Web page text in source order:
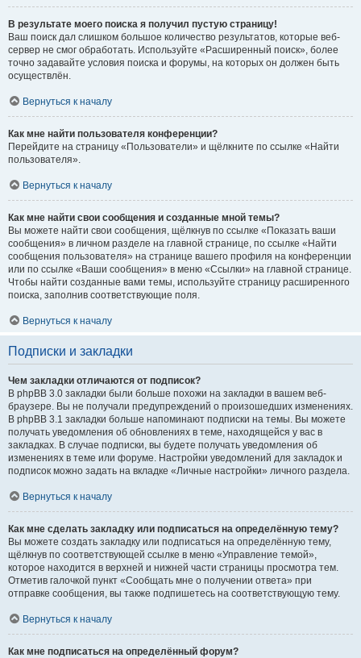
В результате моего поиска я получил пустую страницу!
Ваш поиск дал слишком большое количество результатов, которые веб-
сервер не смог обработать. Используйте «Расширенный поиск», более
точно задавайте условия поиска и форумы, на которых он должен быть
осуществлён.
Вернуться к началу
Как мне найти пользователя конференции?
Перейдите на страницу «Пользователи» и щёлкните по ссылке «Найти
пользователя».
Вернуться к началу
Как мне найти свои сообщения и созданные мной темы?
Вы можете найти свои сообщения, щёлкнув по ссылке «Показать ваши
сообщения» в личном разделе на главной странице, по ссылке «Найти
сообщения пользователя» на странице вашего профиля на конференции
или по ссылке «Ваши сообщения» в меню «Ссылки» на главной странице.
Чтобы найти созданные вами темы, используйте страницу расширенного
поиска, заполнив соответствующие поля.
Вернуться к началу
Подписки и закладки
Чем закладки отличаются от подписок?
В phpBB 3.0 закладки были больше похожи на закладки в вашем веб-
браузере. Вы не получали предупреждений о произошедших изменениях.
В phpBB 3.1 закладки больше напоминают подписки на темы. Вы можете
получать уведомления об обновлениях в теме, находящейся у вас в
закладках. В случае подписки, вы будете получать уведомления об
изменениях в теме или форуме. Настройки уведомлений для закладок и
подписок можно задать на вкладке «Личные настройки» личного раздела.
Вернуться к началу
Как мне сделать закладку или подписаться на определённую тему?
Вы можете создать закладку или подписаться на определённую тему,
щёлкнув по соответствующей ссылке в меню «Управление темой»,
которое находится в верхней и нижней части страницы просмотра тем.
Отметив галочкой пункт «Сообщать мне о получении ответа» при
отправке сообщения, вы также подпишетесь на соответствующую тему.
Вернуться к началу
Как мне подписаться на определённый форум?